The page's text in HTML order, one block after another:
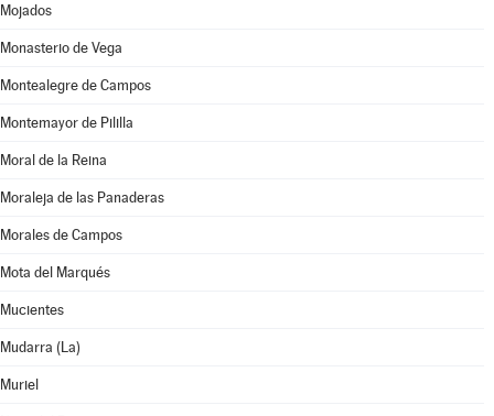
Mojados
Monasterio de Vega
Montealegre de Campos
Montemayor de Pililla
Moral de la Reina
Moraleja de las Panaderas
Morales de Campos
Mota del Marqués
Mucientes
Mudarra (La)
Muriel